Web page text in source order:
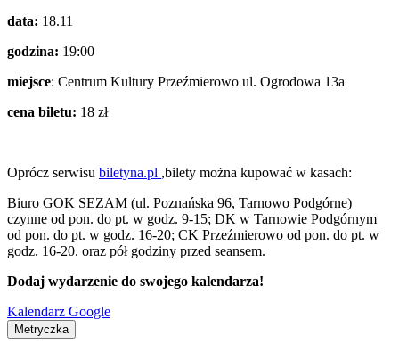
data: 18.11
godzina: 19:00
miejsce: Centrum Kultury Przeźmierowo ul. Ogrodowa 13a
cena biletu: 18 zł
Oprócz serwisu biletyna.pl ,bilety można kupować w kasach:
Biuro GOK SEZAM (ul. Poznańska 96, Tarnowo Podgórne)
czynne od pon. do pt. w godz. 9-15; DK w Tarnowie Podgórnym
od pon. do pt. w godz. 16-20; CK Przeźmierowo od pon. do pt. w
godz. 16-20. oraz pół godziny przed seansem.
Dodaj wydarzenie do swojego kalendarza!
Kalendarz Google
Metryczka